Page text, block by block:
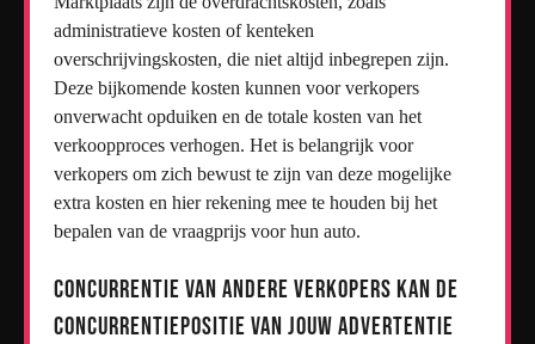
administratieve kosten of kenteken
overschrijvingskosten, die niet altijd inbegrepen zijn.
Deze bijkomende kosten kunnen voor verkopers
onverwacht opduiken en de totale kosten van het
verkoopproces verhogen. Het is belangrijk voor
verkopers om zich bewust te zijn van deze mogelijke
extra kosten en hier rekening mee te houden bij het
bepalen van de vraagprijs voor hun auto.
Concurrentie van andere verkopers kan de
concurrentiepositie van jouw advertentie